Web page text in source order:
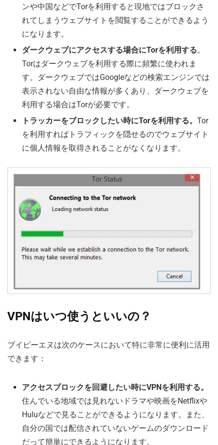
ンや中国などでTorを利用すると現地ではブロックさ
れてしまうウェブサイトを閲覧することができるよう
になります。
ダークウェブにアクセスする場合にTorを利用する。
Torはダークウェブを利用する際に頻繁に使われま
す。ダークウェブではGoogleなどの検索エンジンでは
表示されない自由な情報が多くあり、ダークウェブを
利用する場合はTorが必要です。
トラッカーをブロックしたい時にTorを利用する。 Tor
を利用すればトラフィックを隠せるのでウェブサイト
に個人情報を取得されることがなくなります。
VPNはいつ使うといいの？
ブイピーエヌは次のケースにおいて特に非常に便利に活用
できます：
アクセスブロックを回避したい時にVPNを利用する。
住んでいる地域では見れないドラマや映画をNetflixや
Huluなどで見ることができるようになります。また、
自分の国では配信されていないゲームのダウンロード
だって簡単にできるようになります。